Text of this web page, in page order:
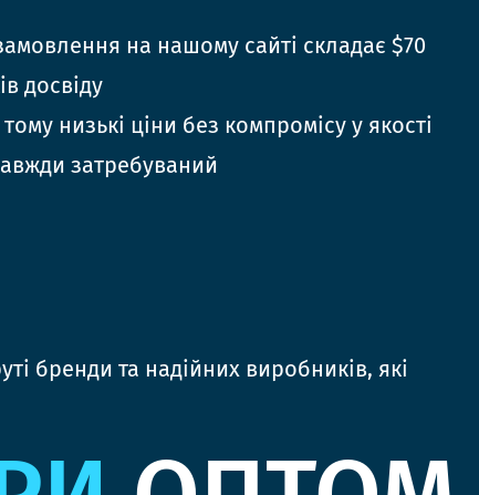
на нашому сайті складає $70
досвіду
низькі ціни без компромісу у якості
затребуваний
бренди та надійних виробників, які